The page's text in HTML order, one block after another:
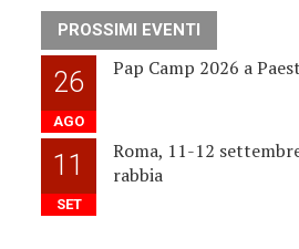
PROSSIMI EVENTI
26
AGO
Pap Camp 2026 a
11
SET
Roma, 11-12
rabbia